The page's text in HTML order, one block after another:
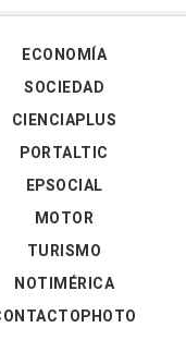
ECONOMÍA
SOCIEDAD
CIENCIAPLUS
PORTALTIC
EPSOCIAL
MOTOR
TURISMO
NOTIMÉRICA